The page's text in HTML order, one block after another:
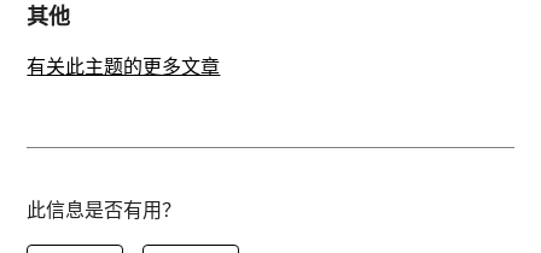
其他
有关此主题的更多文章
此信息是否有用？